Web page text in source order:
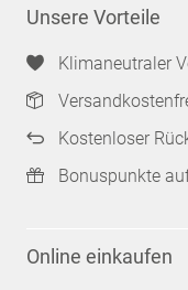
Unsere Vorteile
Klimaneutraler
Kostenloser
Bonuspunkte
Online einkaufen